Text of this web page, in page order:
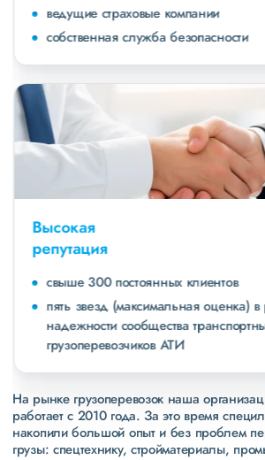
ведущие страховые компании
собственная служба безопасности
Высокая
репутация
свыше 300 постоянных клиентов
пять звезд (максимальная оценка) в
надежности сообщества
грузоперевозчиков АТИ
На рынке грузоперевозок наша
работает с 2010 года. За это время
накопили большой опыт и без проблем
грузы: спецтехнику, стройматериалы,